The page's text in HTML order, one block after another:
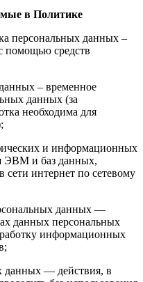
в Политике
персональных данных –
помощью средств
– временное
данных (за
необходима для
и информационных
ЭВМ и баз данных,
интернет по сетевому
данных —
данных персональных
информационных
данных — действия, в